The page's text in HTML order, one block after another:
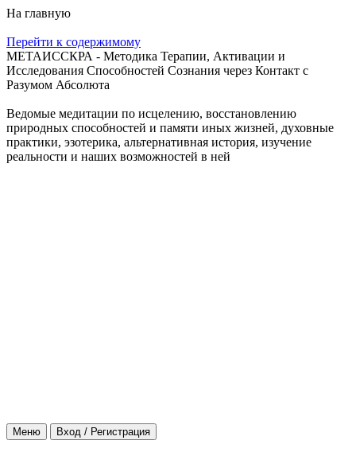
На главную
Перейти к содержимому
МЕТАИССКРА - Методика Терапии, Активации и
Исследования Способностей Сознания через Контакт с
Разумом Абсолюта
Ведомые медитации по исцелению, восстановлению
природных способностей и памяти иных жизней, духовные
практики, эзотерика, альтернативная история, изучение
реальности и наших возможностей в ней
Меню Вход / Регистрация